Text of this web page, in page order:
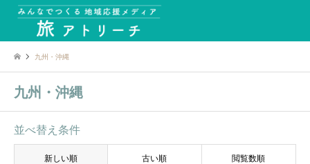
九州・沖縄
九州・沖縄
並べ替え条件
新しい順 古い順 閲覧数順